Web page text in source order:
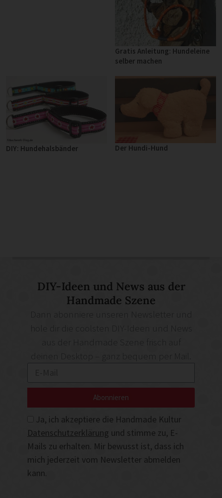
Gratis Anleitung: Hundeleine
selber machen
DIY: Hundehalsbänder Der Hundi-Hund
DIY-Ideen und News aus der
Handmade Szene
deinen Desktop – ganz bequem per Mail.
Ja, ich akzeptiere die Handmade Kultur
Datenschutzerklärung und stimme zu, E-
Mails zu erhalten. Mir bewusst ist, dass ich
mich jederzeit vom Newsletter abmelden
kann.
Abonnieren